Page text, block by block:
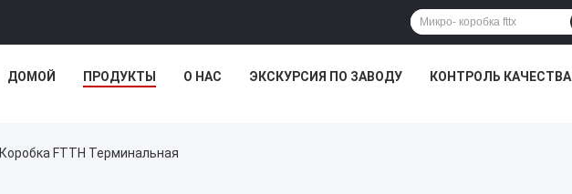
ДОМОЙ ПРОДУКТЫ О НАС ЭКСКУРСИЯ ПО ЗАВОДУ КОНТРОЛЬ КАЧЕСТВА
Коробка FTTH Терминальная